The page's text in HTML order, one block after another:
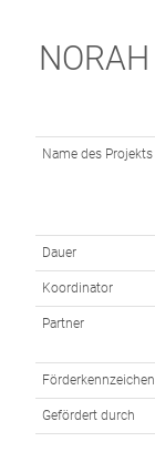
NORAH
Name des Projekts
Dauer
Koordinator
Partner
Förderkennzeichen
Gefördert durch